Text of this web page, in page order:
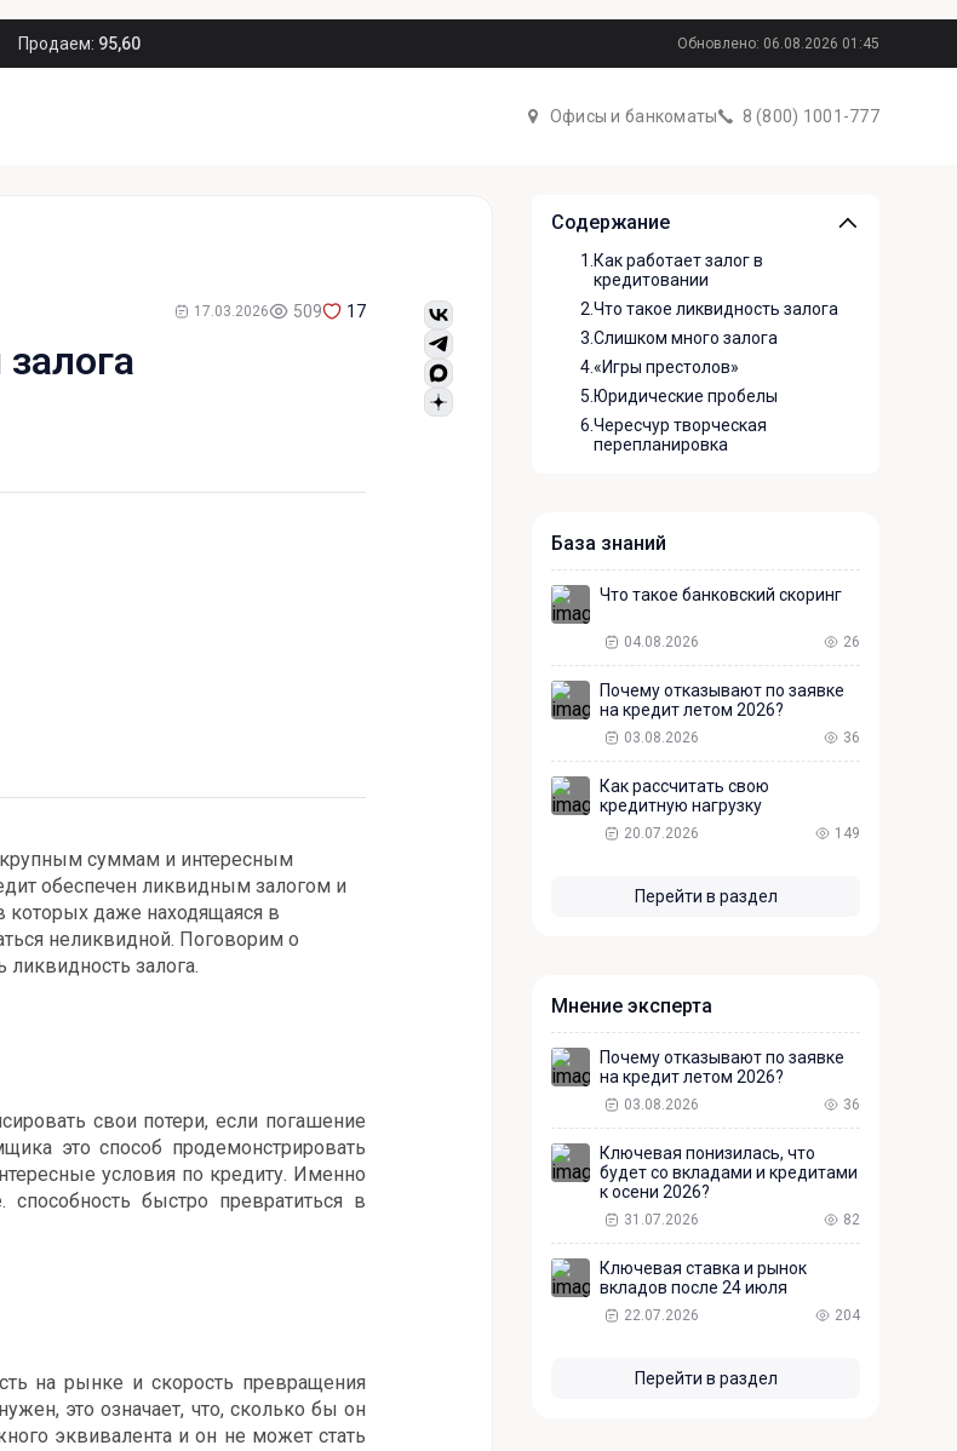
Продаем: 95,60 Обновлено: 06.08.2026 01:45
Офисы и банкоматы 8 (800) 1001-777
17.03.2026 509 17
суммам и интересным
обеспечен ликвидным залогом и
которых даже находящаяся в
неликвидной. Поговорим о
залога.
свои потери, если погашение
это способ продемонстрировать
условия по кредиту. Именно
быстро превратиться в
на рынке и скорость превращения
это означает, что, сколько бы он
эквивалента и он не может стать
Содержание
1. Как работает залог в
кредитовании
2. Что такое ликвидность залога
3. Слишком много залога
4.«Игры престолов»
5. Юридические пробелы
6. Чересчур творческая
перепланировка
База знаний
Что такое банковский скоринг
04.08.2026 26
Почему отказывают по заявке
на кредит летом 2026?
03.08.2026 36
Как рассчитать свою
кредитную нагрузку
20.07.2026 149
Перейти в раздел
Мнение эксперта
Почему отказывают по заявке
на кредит летом 2026?
03.08.2026 36
Ключевая понизилась, что
будет со вкладами и кредитами
к осени 2026?
31.07.2026 82
Ключевая ставка и рынок
вкладов после 24 июля
22.07.2026 204
Перейти в раздел